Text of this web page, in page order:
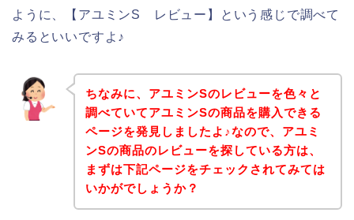
ように、【アユミンS レビュー】という感じで調べて
みるといいですよ♪
ちなみに、アユミンSのレビューを色々と
調べていてアユミンSの商品を購入できる
ページを発見しましたよ♪なので、アユミ
ンSの商品のレビューを探している方は、
まずは下記ページをチェックされてみては
いかがでしょうか？